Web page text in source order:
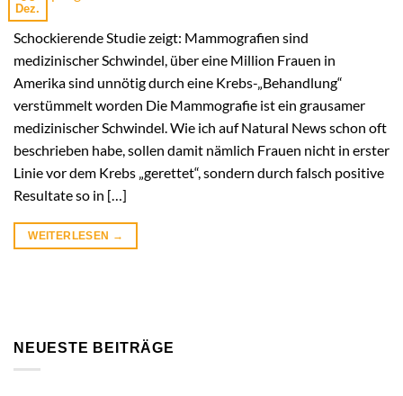
Dez.
Schockierende Studie zeigt: Mammografien sind
medizinischer Schwindel, über eine Million Frauen in
Amerika sind unnötig durch eine Krebs-„Behandlung“
verstümmelt worden Die Mammografie ist ein grausamer
medizinischer Schwindel. Wie ich auf Natural News schon oft
beschrieben habe, sollen damit nämlich Frauen nicht in erster
Linie vor dem Krebs „gerettet“, sondern durch falsch positive
Resultate so in […]
WEITERLESEN →
NEUESTE BEITRÄGE